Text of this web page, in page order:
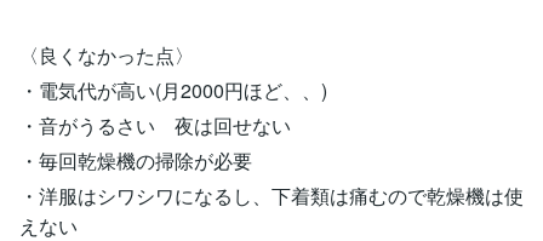
〈良くなかった点〉
・電気代が高い(月2000円ほど、、)
・音がうるさい 夜は回せない
・毎回乾燥機の掃除が必要
・洋服はシワシワになるし、下着類は痛むので乾燥機は使
えない